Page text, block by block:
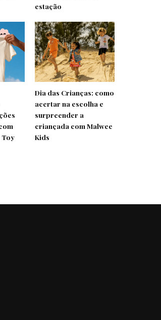
estação
Toy
Dia das Crianças: como
acertar na escolha e
surpreender a
criançada com Malwee
Kids